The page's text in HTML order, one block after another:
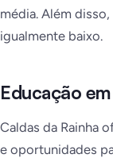
média. Além
igualmente baixo.
Educação
Caldas da Rainha
e oportunidades